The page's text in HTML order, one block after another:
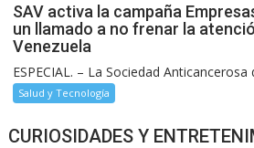
SAV activa la campaña
un llamado a no frenar la
Venezuela
ESPECIAL. – La Sociedad Anticancerosa
Salud y Tecnología
CURIOSIDADES Y